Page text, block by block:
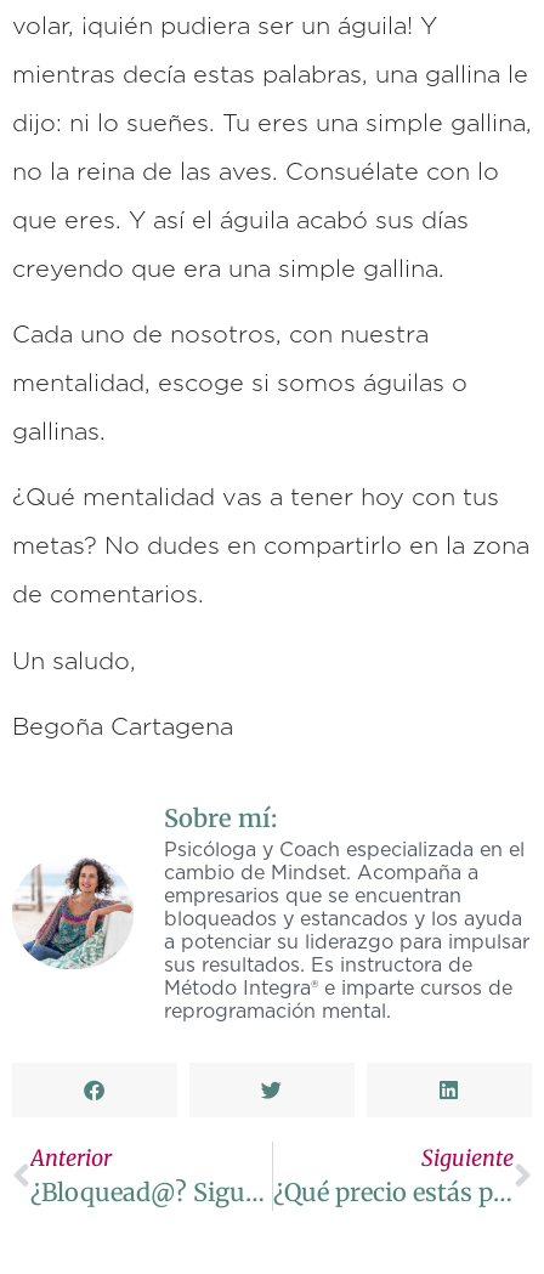
volar, ¡quién pudiera ser un águila! Y
mientras decía estas palabras, una gallina le
dijo: ni lo sueñes. Tu eres una simple gallina,
no la reina de las aves. Consuélate con lo
que eres. Y así el águila acabó sus días
creyendo que era una simple gallina.
Cada uno de nosotros, con nuestra
mentalidad, escoge si somos águilas o
gallinas.
¿Qué mentalidad vas a tener hoy con tus
metas? No dudes en compartirlo en la zona
de comentarios.
Un saludo,
Begoña Cartagena
Sobre mí:
Psicóloga y Coach especializada en el
cambio de Mindset. Acompaña a
empresarios que se encuentran
bloqueados y estancados y los ayuda
a potenciar su liderazgo para impulsar
sus resultados. Es instructora de
Método Integra® e imparte cursos de
reprogramación mental.
Anterior
¿Bloquead@? Sigue estos consejos para ponerte en acción
Siguiente
¿Qué precio estás pagando por no pedir ayuda?